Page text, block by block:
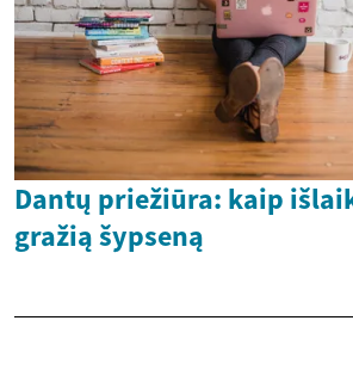
Dantų priežiūra: kaip
gražią šypseną